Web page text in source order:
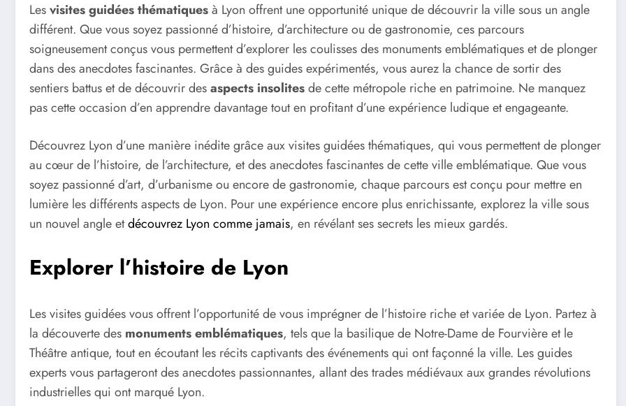
Lesvisites guidées thématiquesà Lyon offrent une opportunité unique de découvrir la ville sous un angle
différent. Que vous soyez passionné d’histoire, d’architecture ou de gastronomie, ces parcours
soigneusement conçus vous permettent d’explorer les coulisses des monuments emblématiques et de plonger
dans des anecdotes fascinantes. Grâce à des guides expérimentés, vous aurez la chance de sortir des
sentiers battus et de découvrir desaspects insolitesde cette métropole riche en patrimoine. Ne manquez
pas cette occasion d’en apprendre davantage tout en profitant d’une expérience ludique et engageante.
Découvrez Lyon d’une manière inédite grâce aux visites guidées thématiques, qui vous permettent de plonger
au cœur de l’histoire, de l’architecture, et des anecdotes fascinantes de cette ville emblématique. Que vous
soyez passionné d’art, d’urbanisme ou encore de gastronomie, chaque parcours est conçu pour mettre en
lumière les différents aspects de Lyon. Pour une expérience encore plus enrichissante, explorez la ville sous
un nouvel angle etdécouvrez Lyon comme jamais, en révélant ses secrets les mieux gardés.
Explorer l’histoire de Lyon
Les visites guidées vous offrent l’opportunité de vous imprégner de l’histoire riche et variée de Lyon. Partez à
la découverte des monuments emblématiques, tels que la basilique de Notre-Dame de Fourvière et le
Théâtre antique, tout en écoutant les récits captivants des événements qui ont façonné la ville. Les guides
experts vous partageront des anecdotes passionnantes, allant des trades médiévaux aux grandes révolutions
industrielles qui ont marqué Lyon.